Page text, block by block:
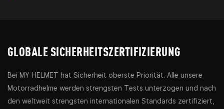
GLOBALE SICHERHEITSZERTIFIZIERUNG
Bei MY HELMET hat Sicherheit oberste Priorität. Alle unsere
Motorradhelme werden strengsten Tests unterzogen und nach
den weltweit strengsten internationalen Standards zertifiziert,